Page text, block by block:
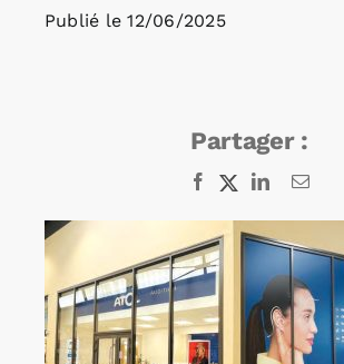
Publié le 12/06/2025
Partager :
Facebook
X LinkedInEmail